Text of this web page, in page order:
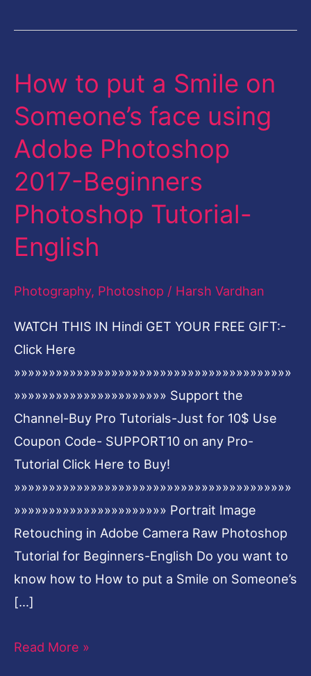
How to put a Smile on
Someone’s face using
Adobe Photoshop
2017-Beginners
Photoshop Tutorial-
English
Photography, Photoshop / Harsh Vardhan
WATCH THIS IN Hindi GET YOUR FREE GIFT:-
Click Here
»»»»»»»»»»»»»»»»»»»»»»»»»»»»»»»»»»»»»»»»
»»»»»»»»»»»»»»»»»»»»»» Support the
Channel-Buy Pro Tutorials-Just for 10$ Use
Coupon Code- SUPPORT10 on any Pro-
Tutorial Click Here to Buy!
»»»»»»»»»»»»»»»»»»»»»»»»»»»»»»»»»»»»»»»»
»»»»»»»»»»»»»»»»»»»»»» Portrait Image
Retouching in Adobe Camera Raw Photoshop
Tutorial for Beginners-English Do you want to
know how to How to put a Smile on Someone’s
[…]
How
put
a
Smile
on
Someone’s
face
Adobe
2017-
Beginners
Photoshop
Tutorial-
English
Read More »